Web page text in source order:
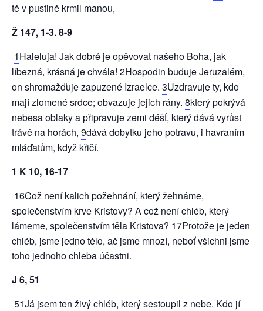
tě v pustině krmil manou,
Ž 147, 1-3. 8-9
1Haleluja! Jak dobré je opěvovat našeho Boha, jak
líbezná, krásná je chvála! 2Hospodin buduje Jeruzalém,
on shromažďuje zapuzené Izraelce. 3Uzdravuje ty, kdo
mají zlomené srdce; obvazuje jejich rány. 8který pokrývá
nebesa oblaky a připravuje zemi déšť, který dává vyrůst
trávě na horách, 9dává dobytku jeho potravu, i havraním
mláďatům, když křičí.
1 K 10, 16-17
16Což není kalich požehnání, který žehnáme,
společenstvím krve Kristovy? A což není chléb, který
lámeme, společenstvím těla Kristova? 17Protože je jeden
chléb, jsme jedno tělo, ač jsme mnozí, neboť všichni jsme
toho jednoho chleba účastni.
J 6, 51
51Já jsem ten živý chléb, který sestoupil z nebe. Kdo jí